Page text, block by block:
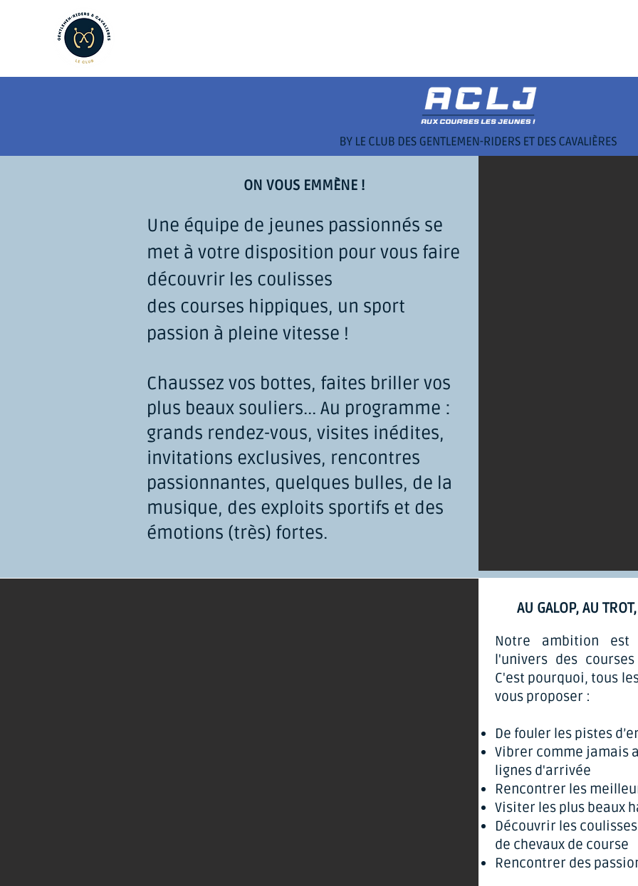
ON VOUS EMMÈNE !
Une équipe de jeunes passionnés se
met à votre disposition pour vous faire
découvrir les coulisses
des courses hippiques, un sport
passion à pleine vitesse !
Chaussez vos bottes, faites briller vos
plus beaux souliers... Au programme :
grands rendez-vous, visites inédites,
invitations exclusives, rencontres
passionnantes, quelques bulles, de la
musique, des exploits sportifs et des
émotions (très) fortes.
AU GALOP, AU
Notre ambition
l'univers des
C'est pourquoi, tous
vous proposer :
De fouler les pistes
Vibrer comme jamais
lignes d'arrivée
Rencontrer les
Visiter les plus beaux
Découvrir les
de chevaux de course
Rencontrer des